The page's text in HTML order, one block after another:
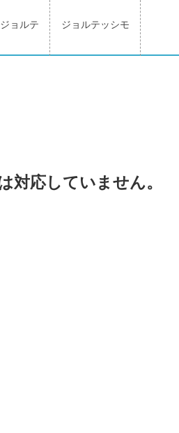
ジョルテ ジョルテッシモ
対応していません。